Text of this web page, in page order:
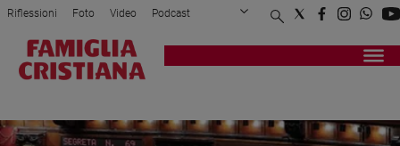
Attualità
Politica
Riflessioni Foto Video Podcast
Privacy Policy Chi siamo
Registrati Redazione